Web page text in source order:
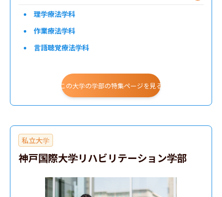
理学療法学科
作業療法学科
言語聴覚療法学科
この大学の学部の特集ページを見る
私立大学
神戸国際大学リハビリテーション学部